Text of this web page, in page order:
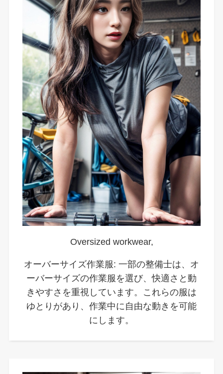
Oversized workwear,
オーバーサイズ作業服: 一部の整備士は、オ
ーバーサイズの作業服を選び、快適さと動
きやすさを重視しています。これらの服は
ゆとりがあり、作業中に自由な動きを可能
にします。